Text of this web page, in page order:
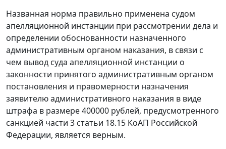
Названная норма правильно применена судом
апелляционной инстанции при рассмотрении дела и
определении обоснованности назначенного
административным органом наказания, в связи с
чем вывод суда апелляционной инстанции о
законности принятого административным органом
постановления и правомерности назначения
заявителю административного наказания в виде
штрафа в размере 400000 рублей, предусмотренного
санкцией части 3 статьи 18.15 КоАП Российской
Федерации, является верным.